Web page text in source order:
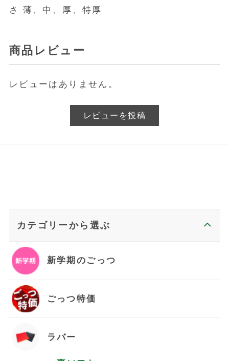
さ 薄、中、厚、特厚
商品レビュー
レビューはありません。
レビューを投稿
カテゴリーから選ぶ
新学期のごっつ
ごっつ特価
ラバー